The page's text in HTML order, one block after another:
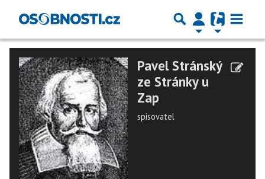
Pavel Stránský
ze Stránky u
Zap
spisovatel